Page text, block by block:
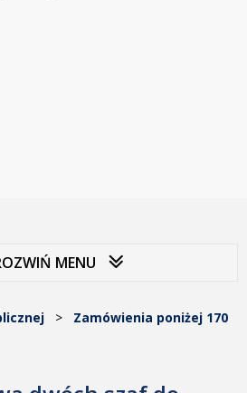
MENU
> Zamówienia poniżej 170